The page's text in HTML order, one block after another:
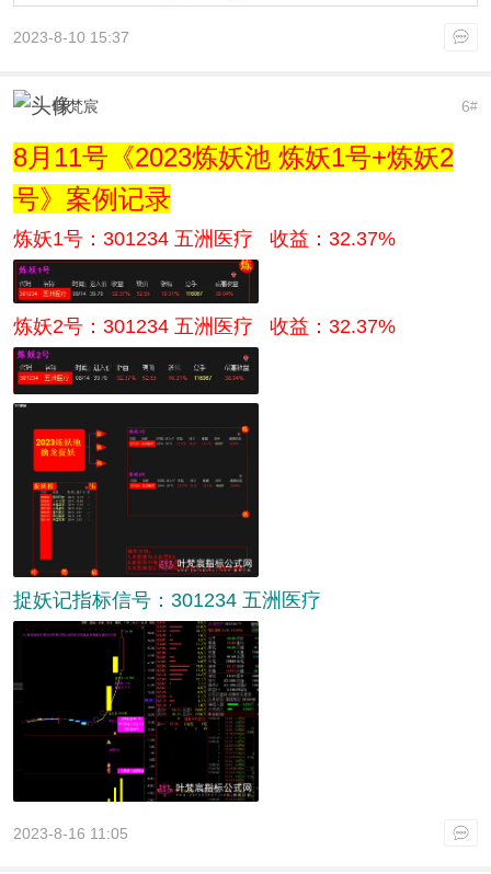
2023-8-10 15:37
6#
叶梵宸
8月11号《2023炼妖池 炼妖1号+炼妖2
号》案例记录
炼妖1号：301234 五洲医疗 收益：32.37%
炼妖2号： 301234 五洲医疗 收益：32.37%
捉妖记指标信号：301234 五洲医疗
2023-8-16 11:05